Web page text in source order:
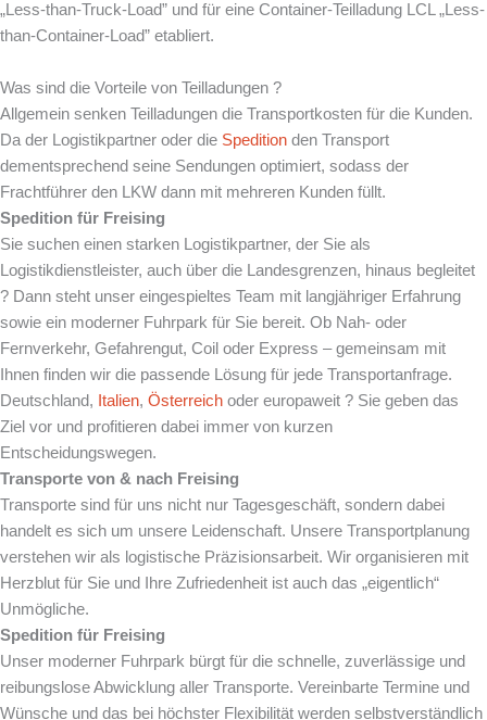
„Less-than-Truck-Load” und für eine Container-Teilladung LCL „Less-
than-Container-Load” etabliert.
Was sind die Vorteile von Teilladungen ?
Allgemein senken Teilladungen die Transportkosten für die Kunden.
Da der Logistikpartner oder die Spedition den Transport
dementsprechend seine Sendungen optimiert, sodass der
Frachtführer den LKW dann mit mehreren Kunden füllt.
Spedition für Freising
Sie suchen einen starken Logistikpartner, der Sie als
Logistikdienstleister, auch über die Landesgrenzen, hinaus begleitet
? Dann steht unser eingespieltes Team mit langjähriger Erfahrung
sowie ein moderner Fuhrpark für Sie bereit. Ob Nah- oder
Fernverkehr, Gefahrengut, Coil oder Express – gemeinsam mit
Ihnen finden wir die passende Lösung für jede Transportanfrage.
Deutschland, Italien, Österreich oder europaweit ? Sie geben das
Ziel vor und profitieren dabei immer von kurzen
Entscheidungswegen.
Transporte von & nach Freising
Transporte sind für uns nicht nur Tagesgeschäft, sondern dabei
handelt es sich um unsere Leidenschaft. Unsere Transportplanung
verstehen wir als logistische Präzisionsarbeit. Wir organisieren mit
Herzblut für Sie und Ihre Zufriedenheit ist auch das „eigentlich“
Unmögliche.
Spedition für Freising
Unser moderner Fuhrpark bürgt für die schnelle, zuverlässige und
reibungslose Abwicklung aller Transporte. Vereinbarte Termine und
Wünsche und das bei höchster Flexibilität werden selbstverständlich